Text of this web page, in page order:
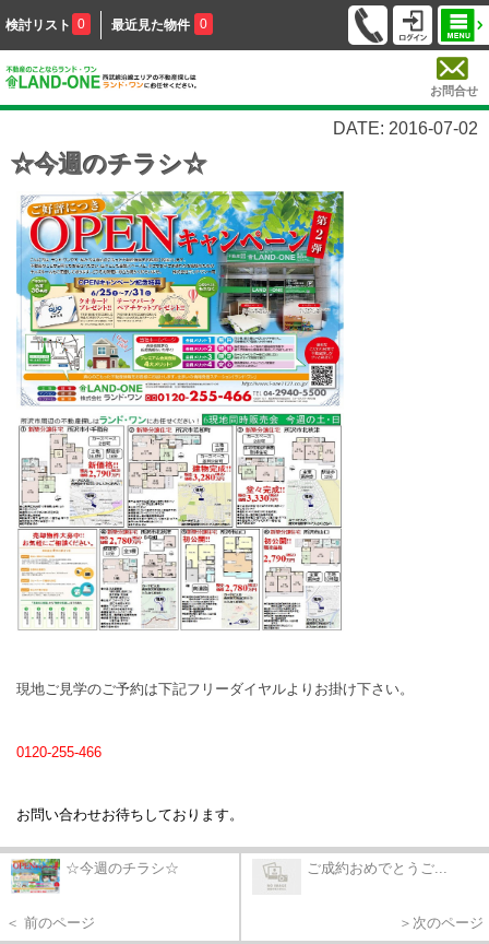
検討リスト 0 最近見た物件 0
お問合せ
DATE: 2016-07-02
☆今週のチラシ☆
現地ご見学のご予約は下記フリーダイヤルよりお掛け下さい。
0120-255-466
お問い合わせお待ちしております。
☆今週のチラシ☆
＜ 前のページ
ご成約おめでとうご...
＞次のページ